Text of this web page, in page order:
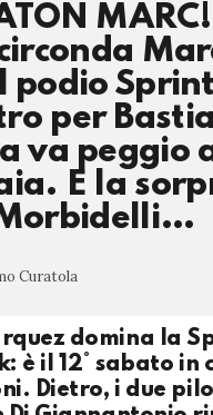
podio
per
va peggio
E la
Curatola
domina la
è il 12° sabato in
Dietro, i due